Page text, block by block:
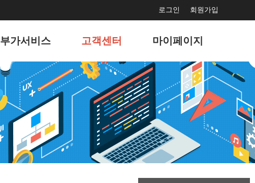
회원가입
로그인
마이페이지
서비스 사용현황
회원정보 관리
나의 서비스 관리
나의 도메인 관리
고객센터
공지사항
문의게시판
고객지원게시판
자주묻는 질문
이벤트
부가서비스
유지보수
키워드광고
블로그마케팅
언론홍보
전자결제